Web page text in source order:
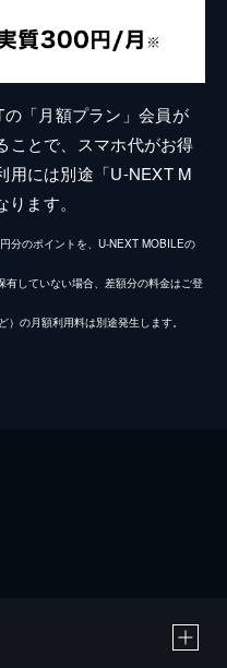
「月額プラン」会員が
ことで、スマホ代がお得
用には別途「U-NEXT M
ます。
分のポイントを、U-NEXT MOBILEの
していない場合、差額分の料金はご登
の月額利用料は別途発生します。